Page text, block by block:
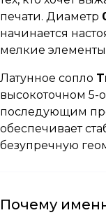
печати. Диаметр
начинается
мелкие
Латунное сопло
высокоточном 5-
последующим
обеспечивает
безупречную
Почему